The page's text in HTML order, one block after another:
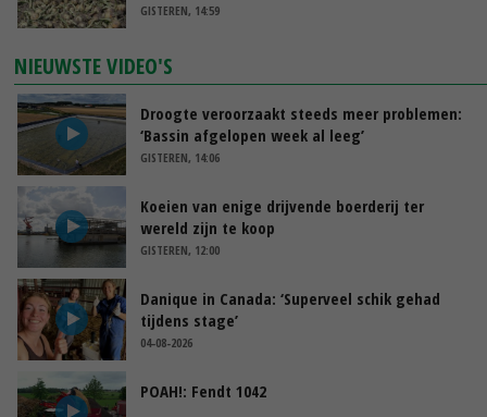
GISTEREN, 14:59
NIEUWSTE VIDEO'S
Droogte veroorzaakt steeds meer problemen:
‘Bassin afgelopen week al leeg’
GISTEREN, 14:06
Koeien van enige drijvende boerderij ter
wereld zijn te koop
GISTEREN, 12:00
Danique in Canada: ‘Superveel schik gehad
tijdens stage’
04-08-2026
POAH!: Fendt 1042